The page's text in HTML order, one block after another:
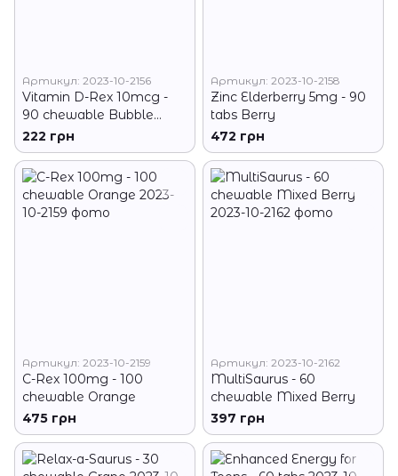
Артикул: 2023-10-2156
Vitamin D-Rex 10mcg -
90 сhewable Bubble
Gum
222 грн
Артикул: 2023-10-2158
Zinc Elderberry 5mg - 90
tabs Berry
472 грн
Артикул: 2023-10-2159
C-Rex 100mg - 100
chewable Orange
475 грн
Артикул: 2023-10-2162
MultiSaurus - 60
chewable Mixed Berry
397 грн